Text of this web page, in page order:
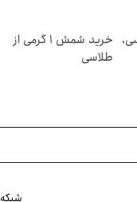
خرید شمش 1 گرمی از
طلاسی
شبکه۱۰۰